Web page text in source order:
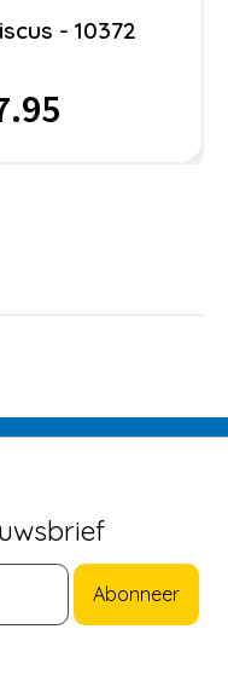
- 10372
Abonneer